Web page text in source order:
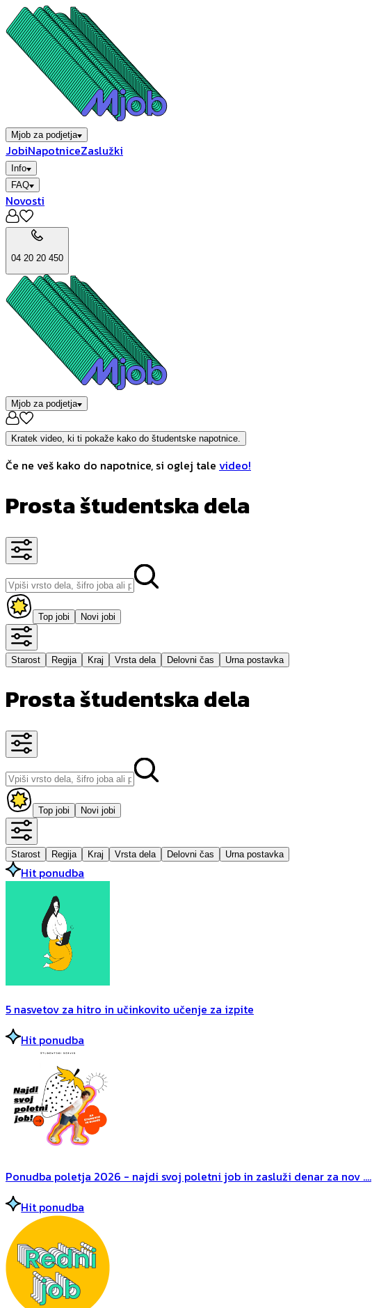
Mjob za podjetja
JobiNapotniceZaslužki
Info
FAQ
Novosti
04 20 20 450
Mjob za podjetja
Kratek video, ki ti pokaže kako do študentske napotnice.
Če ne veš kako do napotnice, si oglej tale video!
Prosta študentska dela
Top jobi Novi jobi
Starost Regija Kraj Vrsta dela Delovni čas Urna postavka
Prosta študentska dela
Top jobi Novi jobi
Starost Regija Kraj Vrsta dela Delovni čas Urna postavka
Hit ponudba
5 nasvetov za hitro in učinkovito učenje za izpite
Hit ponudba
Ponudba poletja 2026 - najdi svoj poletni job in zasluži denar za nov ....
Hit ponudba